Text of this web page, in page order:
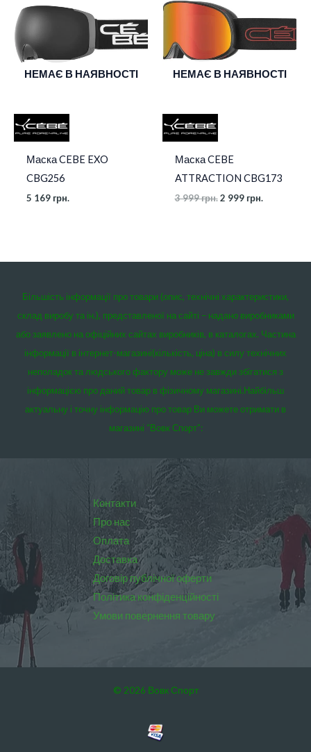
НЕМАЄ В НАЯВНОСТІ
Маска CEBE EXO
CBG256
5 169 грн.
НЕМАЄ В НАЯВНОСТІ
Маска CEBE
ATTRACTION CBG173
3 999грн.
999 грн..
2 999 грн.
Більшість інформації про товари (опис, технічні характеристики,
склад виробу та ін.), представленої на сайті – надано виробниками
або заявлено на офіційних сайтах виробників, в каталогах. Частина
інформації в інтернет-магазині(кількість, ціна) в силу технічних
неполадок та людського фактору може не завжди збігатися з
інформацією про даний товар в фізичному магазині.Найбільш
актуальну і точну інформацію про товар Ви можете отримати в
магазині “Вовк Спорт”:
Контакти
Про нас
Оплата
Доставка
Договір публічної оферти
Політика конфіденційності
Умови повернення товару
© 2026 Вовк Спорт